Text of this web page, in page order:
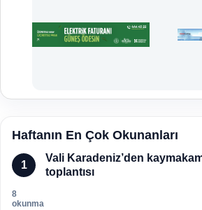
Haftanın En Çok Okunanları
1
Vali Karadeniz’den
toplantısı
8
okunma